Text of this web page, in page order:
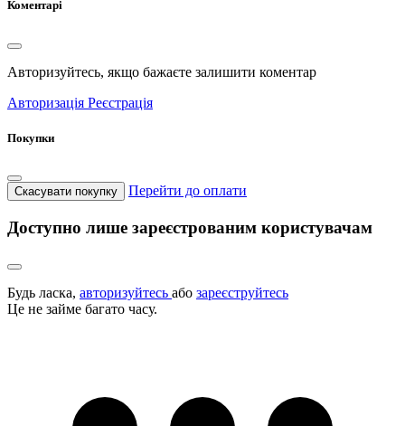
Коментарі
Авторизуйтесь, якщо бажаєте залишити коментар
Авторизація Реєстрація
Покупки
Скасувати покупку Перейти до оплати
Доступно лише зареєстрованим користувачам
Будь ласка, авторизуйтесь або зареєструйтесь
Це не займе багато часу.